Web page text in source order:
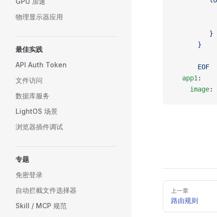
物理显示器应用
最佳实践
API Auth Token
文件访问
数据库服务
LightOS 场景
浏览器插件调试
专题
免密登录
自动拦截文件选择器
Skill / MCP 规范
         }
      }
      EOF
  app1
:
    image
:
Pager
上一章
路由规则